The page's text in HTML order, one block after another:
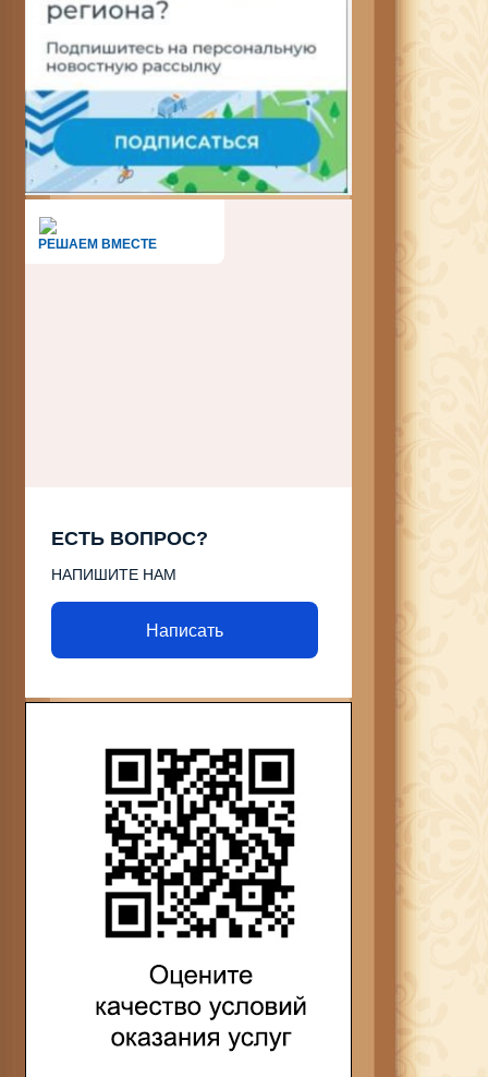
РЕШАЕМ ВМЕСТЕ
ЕСТЬ ВОПРОС?
НАПИШИТЕ НАМ
Написать